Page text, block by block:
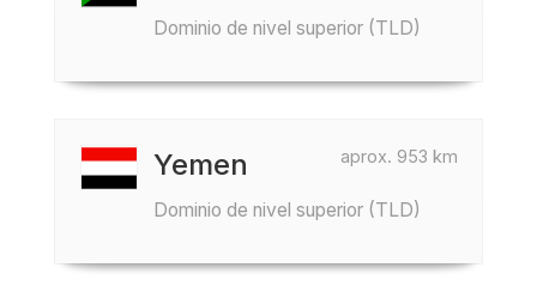
Dominio de nivel superior (TLD)
aprox. 953 km
Yemen
Dominio de nivel superior (TLD)